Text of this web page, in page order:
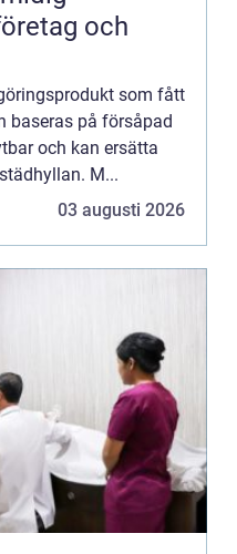
och
som fått
baseras på försåpad
och kan ersätta
M...
03 augusti 2026